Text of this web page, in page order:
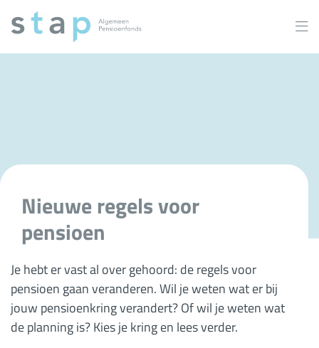
en
naar
gaan
Nieuwe regels voor
pensioen
Je hebt er vast al over gehoord: de regels voor
pensioen gaan veranderen. Wil je weten wat er bij
jouw pensioenkring verandert? Of wil je weten wat
de planning is? Kies je kring en lees verder.